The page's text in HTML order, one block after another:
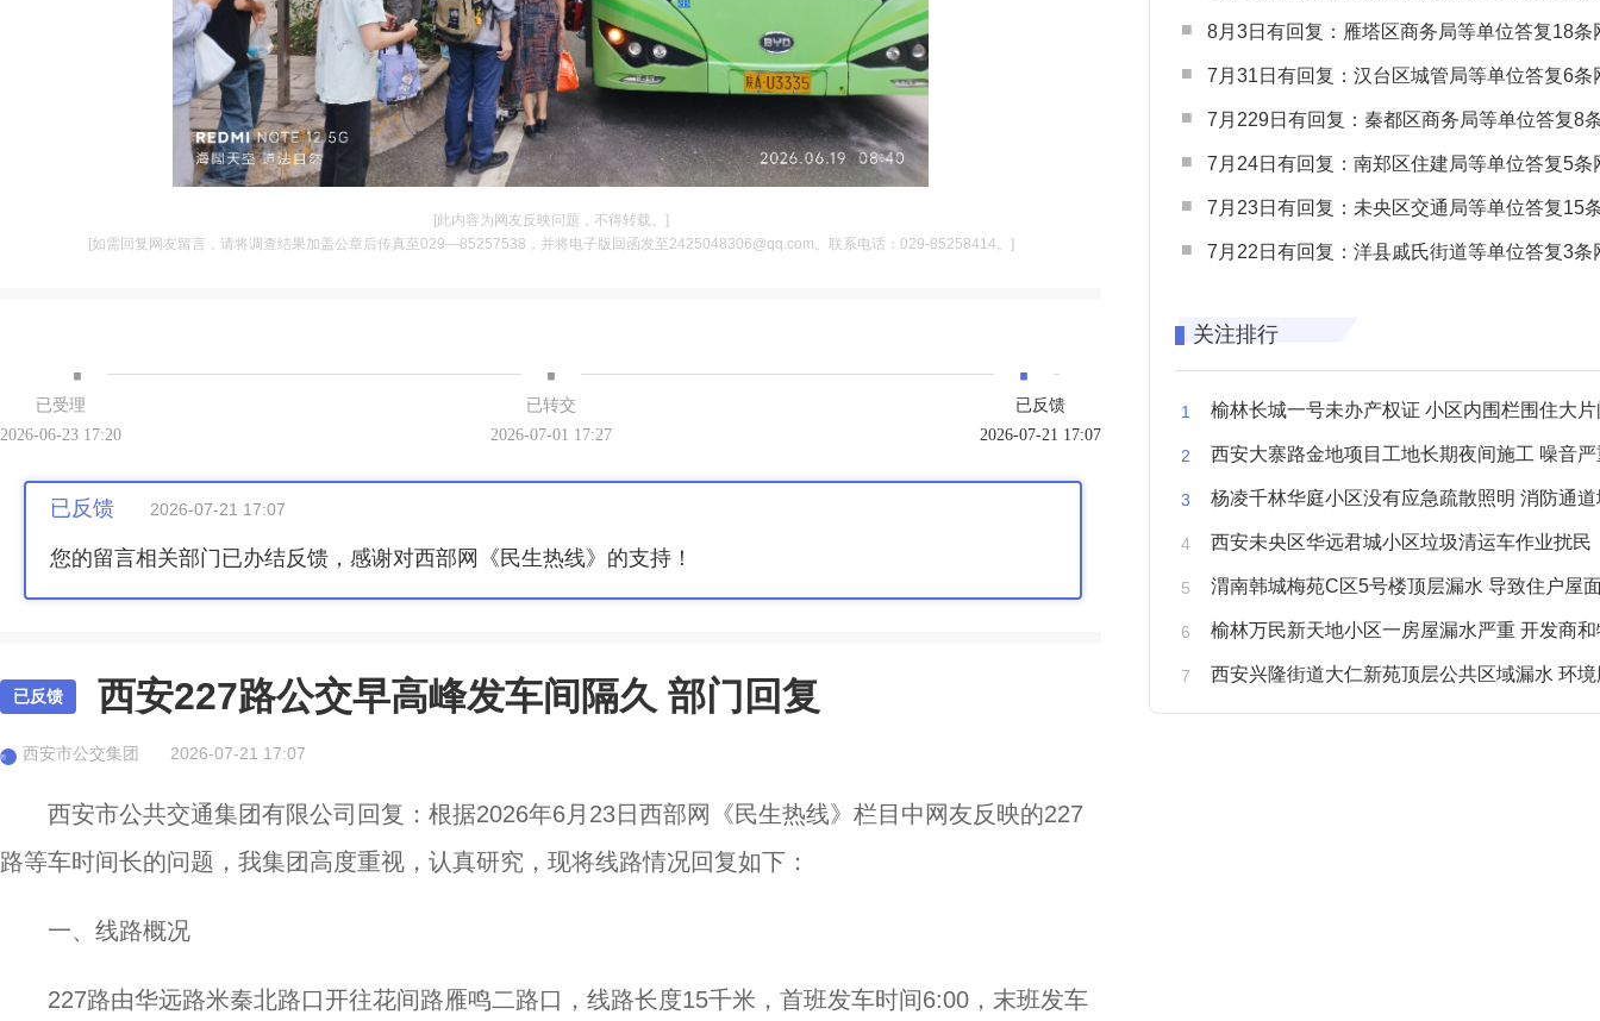
[此内容为网友反映问题，不得转载。]
[如需回复网友留言，请将调查结果加盖公章后传真至029—85257538，并将电子版回函发至2425048306@qq.com。联系电话：029-85258414。]
· · ·
已受理
2026-06-23 17:20
已转交
2026-07-01 17:27
已反馈
2026-07-21 17:07
已反馈 2026-07-21 17:07
您的留言相关部门已办结反馈，感谢对西部网《民生热线》的支持！
已反馈 西安227路公交早高峰发车间隔久 部门回复
西 西安市公交集团 2026-07-21 17:07
西安市公共交通集团有限公司回复：根据2026年6月23日西部网《民生热线》栏目中网友反映的227
路等车时间长的问题，我集团高度重视，认真研究，现将线路情况回复如下：
一、线路概况
227路由华远路米秦北路口开往花间路雁鸣二路口，线路长度15千米，首班发车时间6:00，末班发车
8月3日有回复：雁塔区商务局等单位答复18条网民
7月31日有回复：汉台区城管局等单位答复6条网民
7月229日有回复：秦都区商务局等单位答复8条网民
7月24日有回复：南郑区住建局等单位答复5条网民
7月23日有回复：未央区交通局等单位答复15条网民
7月22日有回复：洋县戚氏街道等单位答复3条网民
关注排行
榆林长城一号未办产权证 小区内围栏围住大片闲置
西安大寨路金地项目工地长期夜间施工 噪音严重
杨凌千林华庭小区没有应急疏散照明 消防通
西安未央区华远君城小区垃圾清运车作业扰民
渭南韩城梅苑C区5号楼顶层漏水 导致住户屋面被
榆林万民新天地小区一房屋漏水严重 开发商和物业不予
西安兴隆街道大仁新苑顶层公共区域漏水 环